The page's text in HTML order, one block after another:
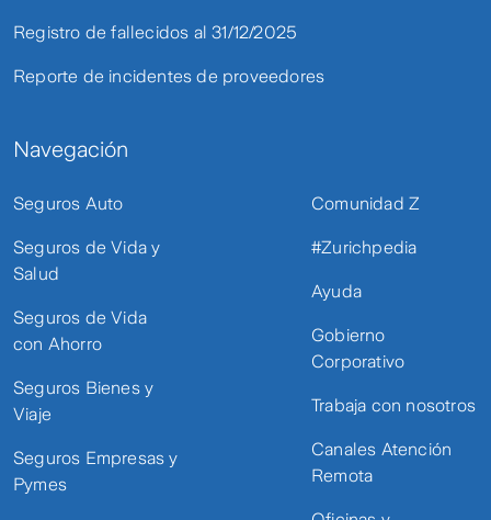
Registro de fallecidos al 31/12/2025
Reporte de incidentes de proveedores
Navegación
Seguros Auto
Seguros de Vida y
Salud
Seguros de Vida
con Ahorro
Seguros Bienes y
Viaje
Seguros Empresas y
Pymes
Comunidad Z
#Zurichpedia
Ayuda
Gobierno
Corporativo
Trabaja con nosotros
Canales Atención
Remota